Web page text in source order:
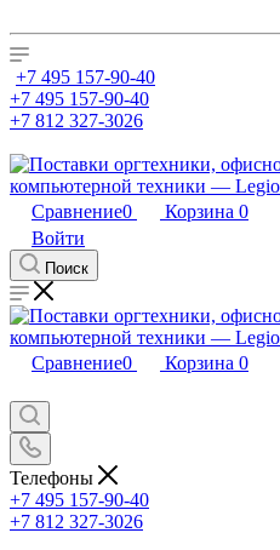
+7 495 157-90-40
+7 495 157-90-40
+7 812 327-3026
Сравнение0 Корзина 0
Войти
Поиск
Сравнение0 Корзина 0
Телефоны
+7 495 157-90-40
+7 812 327-3026